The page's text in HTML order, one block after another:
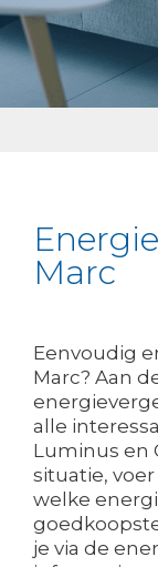
Marc
Eenvoudig
Marc? Aan
alle
Luminus en
situatie,
welke
je via de